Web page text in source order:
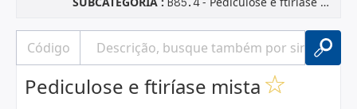
Pediculose e ftiríase mista